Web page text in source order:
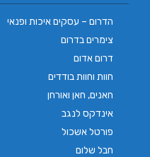
הדרום – עסקים איכות ופנאי
צימרים בדרום
דרום אדום
חוות וחוות בודדים
חאנים, חאן ואורחן
אינדקס לנגב
פורטל אשכול
חבל שלום